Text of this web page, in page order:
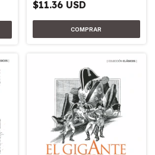
$11.36 USD